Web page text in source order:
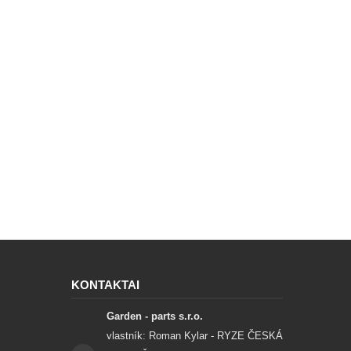
KONTAKTAI
Garden - parts s.r.o.
vlastník: Roman Kylar - RYZE ČESKÁ